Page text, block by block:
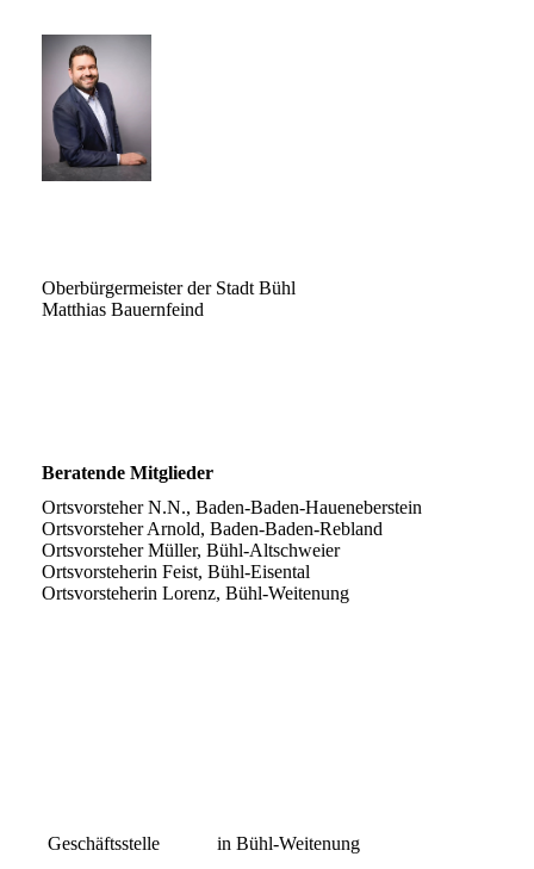
Oberbürgermeister der Stadt Bühl
Matthias Bauernfeind
Beratende Mitglieder
Ortsvorsteher N.N., Baden-Baden-Haueneberstein
Ortsvorsteher Arnold, Baden-Baden-Rebland
Ortsvorsteher Müller, Bühl-Altschweier
Ortsvorsteherin Feist, Bühl-Eisental
Ortsvorsteherin Lorenz, Bühl-Weitenung
Geschäftsstelle in Bühl-Weitenung